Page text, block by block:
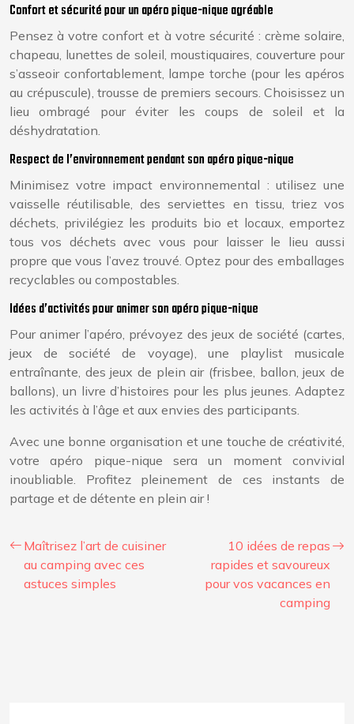
Confort et sécurité pour un apéro pique-nique agréable
Pensez à votre confort et à votre sécurité : crème solaire,
chapeau, lunettes de soleil, moustiquaires, couverture pour
s’asseoir confortablement, lampe torche (pour les apéros
au crépuscule), trousse de premiers secours. Choisissez un
lieu ombragé pour éviter les coups de soleil et la
déshydratation.
Respect de l’environnement pendant son apéro pique-nique
Minimisez votre impact environnemental : utilisez une
vaisselle réutilisable, des serviettes en tissu, triez vos
déchets, privilégiez les produits bio et locaux, emportez
tous vos déchets avec vous pour laisser le lieu aussi
propre que vous l’avez trouvé. Optez pour des emballages
recyclables ou compostables.
Idées d’activités pour animer son apéro pique-nique
Pour animer l’apéro, prévoyez des jeux de société (cartes,
jeux de société de voyage), une playlist musicale
entraînante, des jeux de plein air (frisbee, ballon, jeux de
ballons), un livre d’histoires pour les plus jeunes. Adaptez
les activités à l’âge et aux envies des participants.
Avec une bonne organisation et une touche de créativité,
votre apéro pique-nique sera un moment convivial
inoubliable. Profitez pleinement de ces instants de
partage et de détente en plein air !
Maîtrisez l’art de cuisiner
au camping avec ces
astuces simples
10 idées de repas
rapides et savoureux
pour vos vacances en
camping